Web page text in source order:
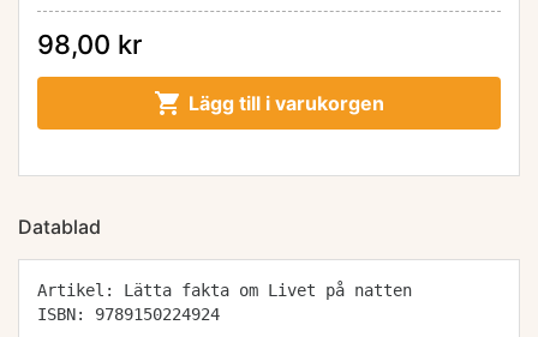
98,00 kr
 Lägg till i varukorgen
Datablad
Artikel: Lätta fakta om Livet på natten
ISBN: 9789150224924